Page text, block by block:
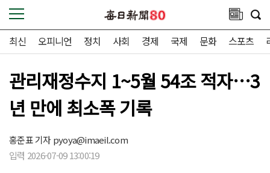
최신 오피니언 정치 사회 경제 국제 문화 스포츠
관리재정수지 1~5월 54조 적자…3
년 만에 최소폭 기록
홍준표 기자pyoya@imaeil.com
입력 2026-07-09 13:00:19